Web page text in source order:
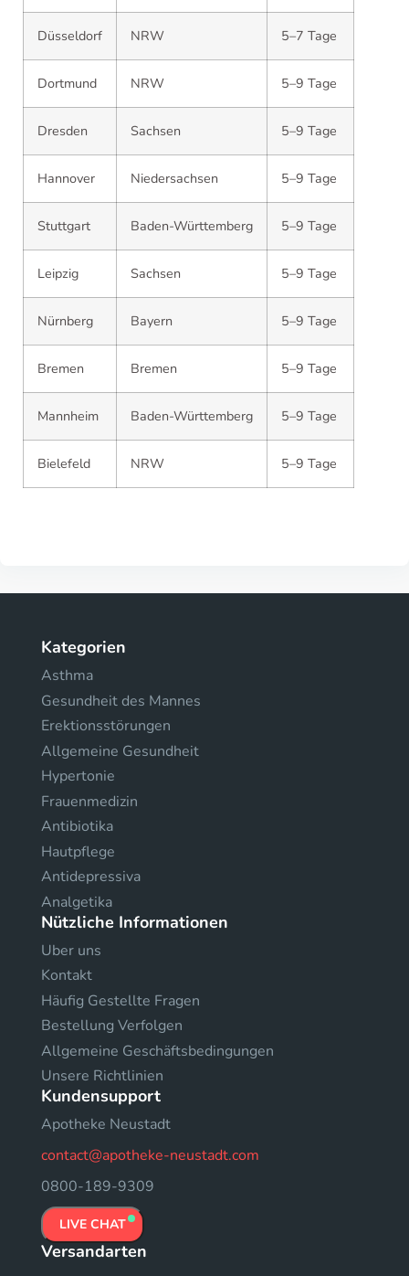
Düsseldorf NRW 5–7 Tage
Dortmund NRW 5–9 Tage
Dresden Sachsen 5–9 Tage
Hannover Niedersachsen 5–9 Tage
Stuttgart Baden-Württemberg 5–9 Tage
Leipzig Sachsen 5–9 Tage
Nürnberg Bayern 5–9 Tage
Bremen Bremen 5–9 Tage
Mannheim Baden-Württemberg 5–9 Tage
Bielefeld NRW 5–9 Tage
Kategorien
Asthma
Gesundheit des Mannes
Erektionsstörungen
Allgemeine Gesundheit
Hypertonie
Frauenmedizin
Antibiotika
Hautpflege
Antidepressiva
Analgetika
Nützliche Informationen
Uber uns
Kontakt
Häufig Gestellte Fragen
Bestellung Verfolgen
Allgemeine Geschäftsbedingungen
Unsere Richtlinien
Kundensupport
Apotheke Neustadt
contact@apotheke-neustadt.com
0800-189-9309
LIVE CHAT
Versandarten